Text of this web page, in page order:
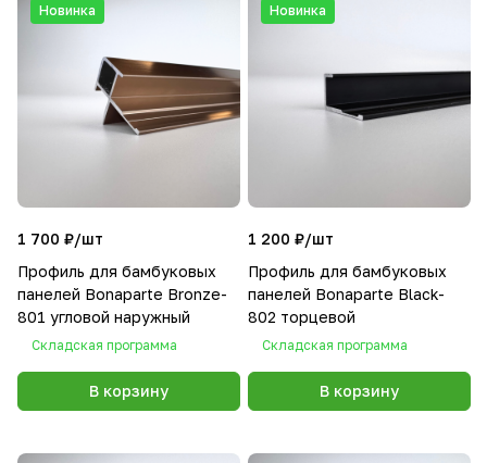
Новинка
1 700 ₽/шт
Профиль для бамбуковых
панелей Bonaparte Bronze-
801 угловой наружный
Складская программа
В корзину
Новинка
1 200 ₽/шт
Профиль для бамбуковых
панелей Bonaparte Black-
802 торцевой
Складская программа
В корзину